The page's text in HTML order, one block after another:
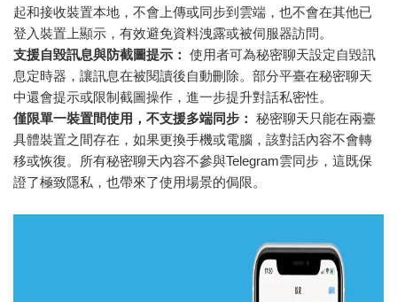
起和接收裝置本地，不會上傳或同步到雲端，也不會在其他已
登入裝置上顯示，有效避免資料洩露或被伺服器訪問。
支援自毀訊息與防截圖提示： 使用者可為秘密聊天設定自毀訊
息定時器，讓訊息在被閱讀後自動刪除。部分平臺在秘密聊天
中還會提示或限制截圖操作，進一步提升對話私密性。
僅限單一裝置間使用，不支援多端同步： 秘密聊天只能在兩臺
具體裝置之間存在，如果更換手機或電腦，該對話內容不會轉
移或恢復。所有秘密聊天內容不參與Telegram雲同步，這既保
證了極致隱私，也帶來了使用場景的侷限。